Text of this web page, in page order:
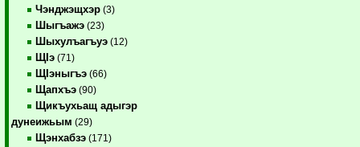
Чэнджэщхэр (3)
Шыгъажэ (23)
Шыхулъагъуэ (12)
ЩIэ (71)
ЩIэныгъэ (66)
Щапхъэ (90)
Щикъухьащ адыгэр
дунеижьым (29)
Щэнхабзэ (171)